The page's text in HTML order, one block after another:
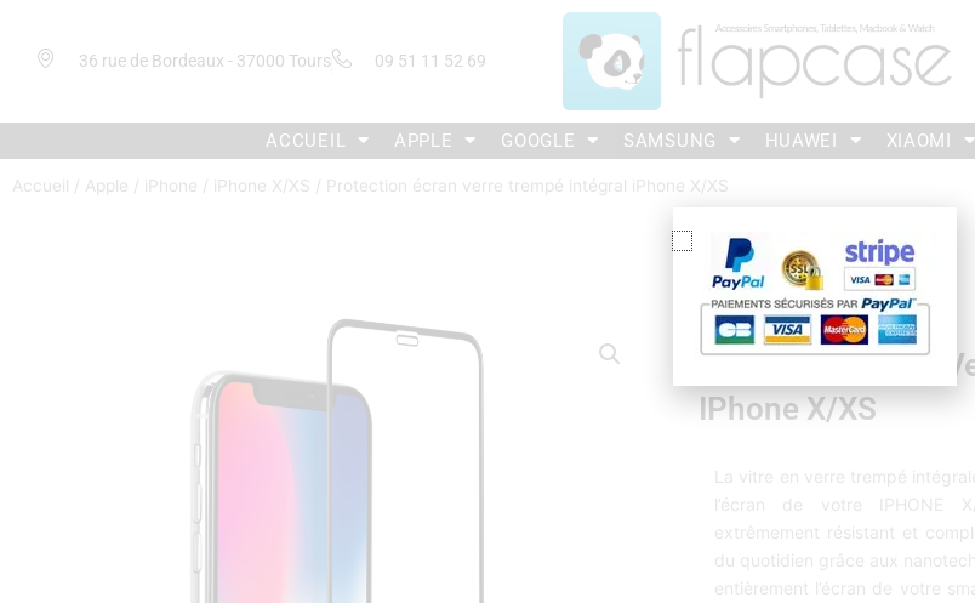
36 rue de Bordeaux - 37000 Tours 09 51 11 52 69
ACCUEIL APPLE GOOGLE SAMSUNG HUAWEI XIAOMI
Accueil / Apple / iPhone / iPhone X/XS / Protection écran verre trempé intégral iPhone X/XS
Protection Écran
IPhone X/XS
La vitre en verre trempé
l’écran de votre IPHONE
extrêmement résistant et
du quotidien grâce aux
entièrement l’écran de votre